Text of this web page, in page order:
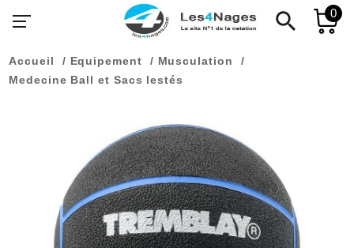
search 0
Accueil Equipement
Musculation
Medecine Ball et Sacs lestés